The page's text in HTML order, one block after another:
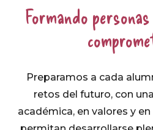
Formando
Preparamos a cada
retos del futuro, con
académica, en valores y